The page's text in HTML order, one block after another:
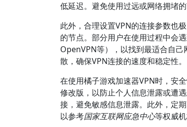
低延迟。避免使用过远或网络拥堵
此外，合理设置VPN的连接参数也
的节点。部分用户在使用过程中会
OpenVPN等），以找到最适合自
散，确保VPN连接的速度和稳定性。
在使用橘子游戏加速器VPN时，安
修改版，以防止个人信息泄露或遭
接，避免敏感信息泄露。此外，定
以参考国家互联网应急中心等权威